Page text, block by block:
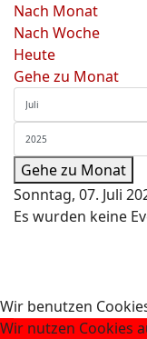
Nach Monat
Nach Woche
Heute
Gehe zu Monat
Gehe zu Monat
Sonntag, 07. Juli
Es wurden keine
Wir benutzen
Wir nutzen Cookies